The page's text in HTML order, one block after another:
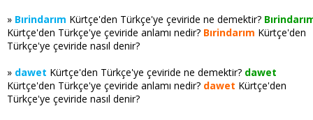
» Bırindarım Kürtçe'den Türkçe'ye çeviride ne demektir?
Kürtçe'den Türkçe'ye çeviride anlamı nedir? Bırindarım Kürtçe'den
Türkçe'ye çeviride nasıl denir?
» dawet Kürtçe'den Türkçe'ye çeviride ne demektir? dawet
Kürtçe'den Türkçe'ye çeviride anlamı nedir? dawet Kürtçe'den
Türkçe'ye çeviride nasıl denir?